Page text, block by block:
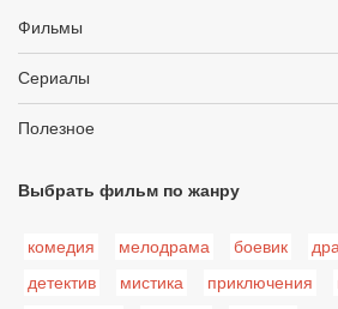
Фильмы
Сериалы
Полезное
Выбрать фильм по жанру
комедия мелодрама боевик
детектив
мистика приключения